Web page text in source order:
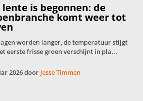
lente is begonnen: de
komt weer tot
worden langer, de temperatuur stijgt
eerste frisse groen verschijnt in pla...
2026 door Jesse Timmen